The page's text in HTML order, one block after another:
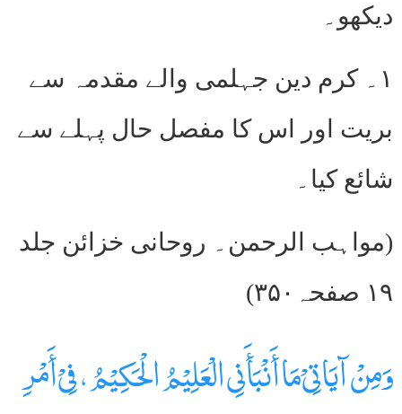
دیکھو۔
۱۔ کرم دین جہلمی والے مقدمہ سے
بریت اور اس کا مفصل حال پہلے سے
شائع کیا۔
(مواہب الرحمن۔ روحانی خزائن جلد
۱۹ صفحہ۳۵۰)
وَمِنْ آیَاتِیْ مَا أَنْبَأَنِی الْعَلِیْمُ الْحَکِیْمُ، فِیْ أَمْرِ